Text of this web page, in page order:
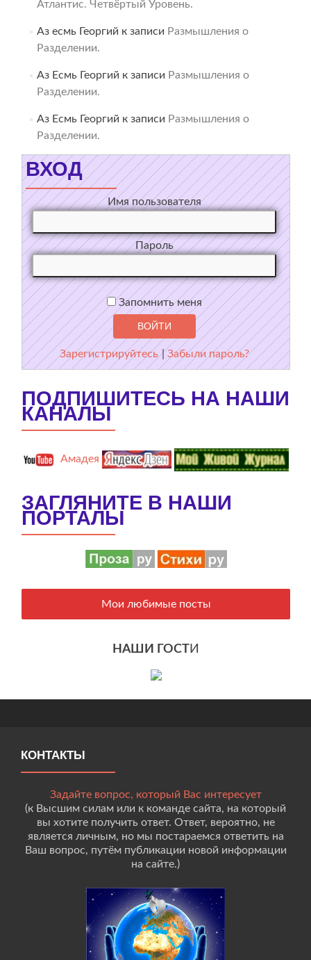
Атлантис. Четвёртый Уровень.
Аз есмь Георгий к записи Размышления о
Разделении.
Аз Есмь Георгий к записи Размышления о
Разделении.
Аз Есмь Георгий к записи Размышления о
Разделении.
ВХОД
Имя пользователя
Пароль
Запомнить меня
Зарегистрируйтесь |Забыли пароль?
ПОДПИШИТЕСЬ НА НАШИ
КАНАЛЫ
Амадея
ЗАГЛЯНИТЕ В НАШИ
ПОРТАЛЫ
Мои любимые посты
НАШИ ГОСТИ
КОНТАКТЫ
Задайте вопрос, который Вас интересует
(к Высшим силам или к команде сайта, на который
вы хотите получить ответ. Ответ, вероятно, не
является личным, но мы постараемся ответить на
Ваш вопрос, путём публикации новой информации
на сайте.)